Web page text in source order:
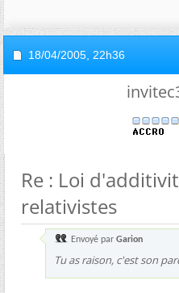
18/04/2005, 22h36
Re : Loi
relativistes
Envoyé par Garion
Tu as raison, c'est son